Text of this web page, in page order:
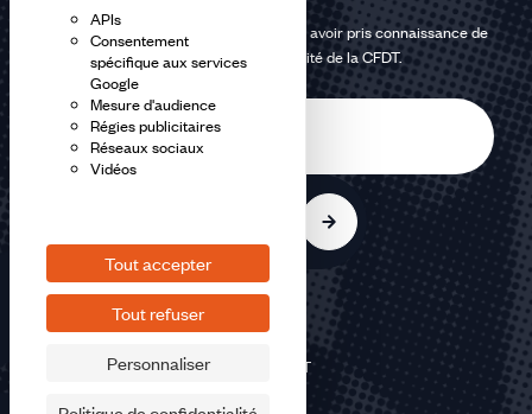
APIs
Consentement
spécifique aux services
Google
Mesure d'audience
Régies publicitaires
Réseaux sociaux
Vidéos
Tout accepter
Tout refuser
Personnaliser
En m'inscrivant à la newsletter, j'affirme avoir pris connaissance de
lapolitique de confidentialité de la CFDT.
©2026 CFDT